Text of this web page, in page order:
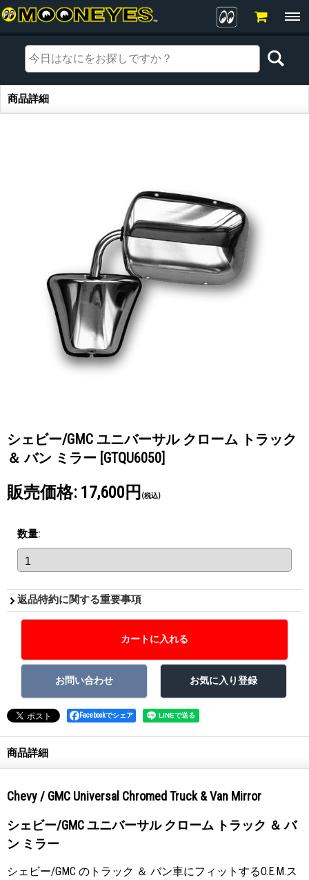
商品詳細
商品詳細
シェビー/GMC ユニバーサル クローム トラック
＆ バン ミラー [GTQU6050]
販売価格: 17,600円 (税込)
数量:
返品特約に関する重要事項
Facebookでシェア
商品詳細
Chevy / GMC Universal Chromed Truck & Van Mirror
シェビー/GMC ユニバーサル クローム トラック ＆ バ
ン ミラー
シェビー/GMC のトラック ＆ バン車にフィットするO.E.M.ス